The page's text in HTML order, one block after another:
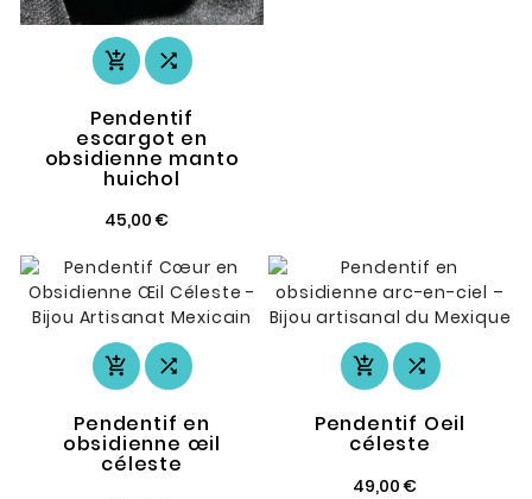
 
Pendentif
escargot en
obsidienne manto
huichol
45,00 €
 
Pendentif en
obsidienne œil
céleste
 
Pendentif Oeil
céleste
49,00 €